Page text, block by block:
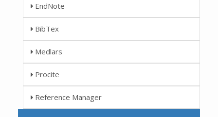
EndNote
BibTex
Medlars
Procite
Reference Manager